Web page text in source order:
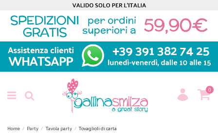
0
Home Party Tavola party Tovaglioli di carta